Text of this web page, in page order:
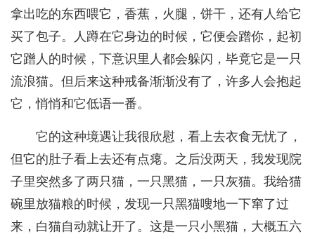
拿出吃的东西喂它，香蕉，火腿，饼干，还有人给它
买了包子。人蹲在它身边的时候，它便会蹭你，起初
它蹭人的时候，下意识里人都会躲闪，毕竟它是一只
流浪猫。但后来这种戒备渐渐没有了，许多人会抱起
它，悄悄和它低语一番。
它的这种境遇让我很欣慰，看上去衣食无忧了，
但它的肚子看上去还有点瘪。之后没两天，我发现院
子里突然多了两只猫，一只黑猫，一只灰猫。我给猫
碗里放猫粮的时候，发现一只黑猫嗖地一下窜了过
来，白猫自动就让开了。这是一只小黑猫，大概五六